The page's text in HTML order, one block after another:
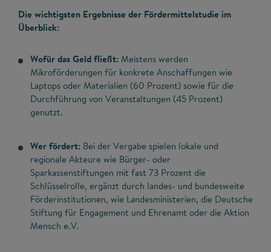
Die wichtigsten Ergebnisse der Fördermittelstudie im
Überblick:
Wofür das Geld fließt: Meistens werden
Mikroförderungen für konkrete Anschaffungen wie
Laptops oder Materialien (60 Prozent) sowie für die
Durchführung von Veranstaltungen (45 Prozent)
genutzt.
Wer fördert: Bei der Vergabe spielen lokale und
regionale Akteure wie Bürger- oder
Sparkassenstiftungen mit fast 73 Prozent die
Schlüsselrolle, ergänzt durch landes- und bundesweite
Förderinstitutionen, wie Landesministerien, die Deutsche
Stiftung für Engagement und Ehrenamt oder die Aktion
Mensch e.V.